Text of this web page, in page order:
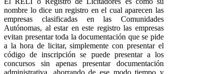
nombre lo dice un registro en el cual aparecen las
empresas clasificadas en las Comunidades
Autónomas, al estar en este registro las empresas
evitan presentar toda la documentación que se pide
a la hora de licitar, simplemente con presentar el
código de inscripción se puede presentar a los
concursos sin apenas presentar documentación
administrativa, ahorrando de ese modo tiempo y